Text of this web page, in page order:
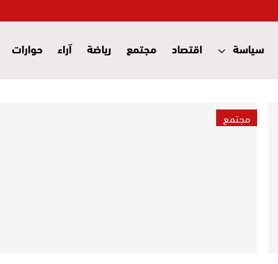
سياسة اقتصاد مجتمع رياضة آراء حوارات
مجتمع